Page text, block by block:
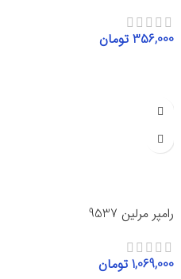
356,000 تومان
رامپر مرلین 9537
1,069,000 تومان